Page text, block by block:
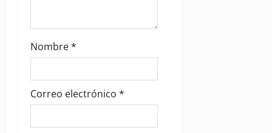
Nombre*
Correo electrónico *